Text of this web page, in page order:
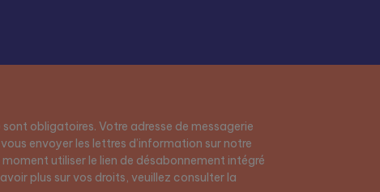
obligatoires. Votre adresse de messagerie
envoyer les lettres d’information sur notre
utiliser le lien de désabonnement intégré
plus sur vos droits, veuillez consulter la